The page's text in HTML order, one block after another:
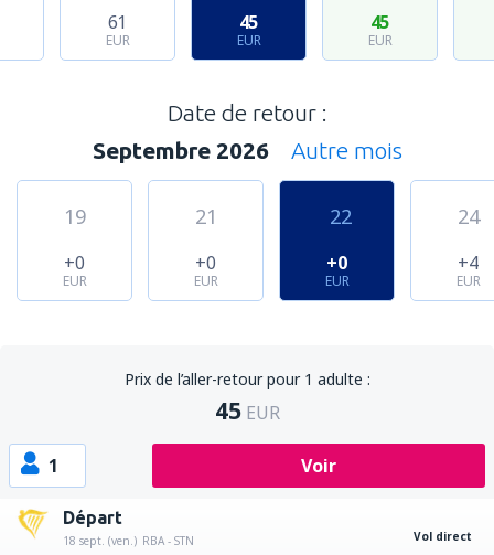
61
EUR
45
EUR
45
EUR
Date de retour :
Septembre 2026
Autre mois
19
+0
EUR
21
+0
EUR
22
+0
EUR
24
+4
EUR
Prix de l’aller-retour pour 1 adulte :
45 EUR
1 Voir
Départ
18 sept. (ven.) RBA - STN Vol direct